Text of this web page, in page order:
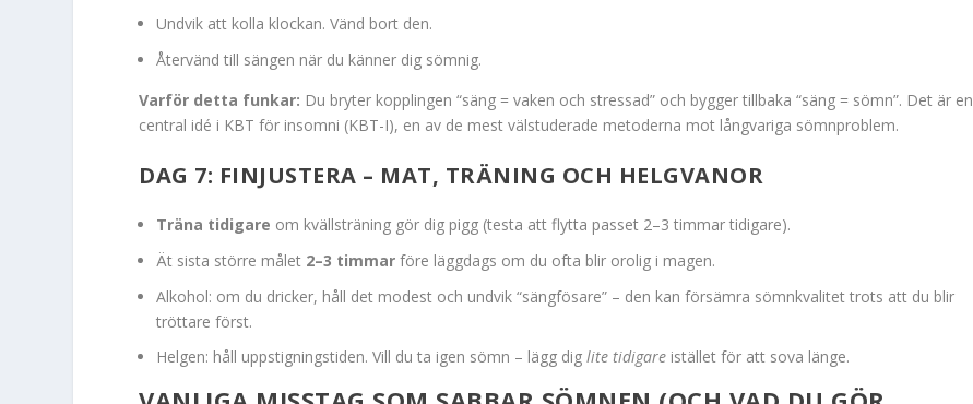
Undvik att kolla klockan. Vänd bort den.
Återvänd till sängen när du känner dig sömnig.
Varför detta funkar: Du bryter kopplingen “säng = vaken och stressad” och bygger tillbaka “säng = sömn”. Det är en
central idé i KBT för insomni (KBT-I), en av de mest välstuderade metoderna mot långvariga sömnproblem.
DAG 7: FINJUSTERA – MAT, TRÄNING OCH HELGVANOR
Träna tidigare om kvällsträning gör dig pigg (testa att flytta passet 2–3 timmar tidigare).
Ät sista större målet 2–3 timmar före läggdags om du ofta blir orolig i magen.
Alkohol: om du dricker, håll det modest och undvik “sängfösare” – den kan försämra sömnkvalitet trots att du blir
tröttare först.
Helgen: håll uppstigningstiden. Vill du ta igen sömn – lägg diglite tidigare istället för att sova länge.